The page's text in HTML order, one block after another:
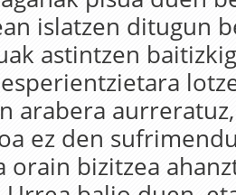
islatzen ditugun
astintzen
arabera
ez den
orain bizitzea